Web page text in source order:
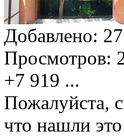
Добавлено:
Просмотров:
+7 919 ...
Пожалуйста,
что нашли